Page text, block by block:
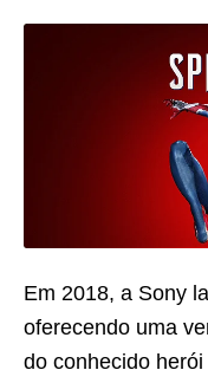
Em 2018, a Sony
oferecendo uma
do conhecido